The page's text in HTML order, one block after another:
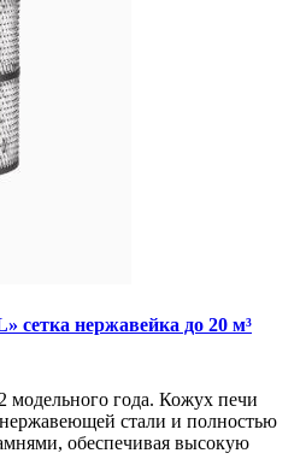
сетка нержавейка до 20 м³
модельного года. Кожух печи
стали и полностью
обеспечивая высокую